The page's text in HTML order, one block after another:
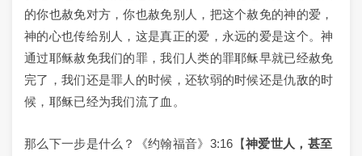
的你也赦免对方，你也赦免别人，把这个赦免的神的爱，
神的心也传给别人，这是真正的爱，永远的爱是这个。神
通过耶稣赦免我们的罪，我们人类的罪耶稣早就已经赦免
完了，我们还是罪人的时候，还软弱的时候还是仇敌的时
候，耶稣已经为我们流了血。
那么下一步是什么？《约翰福音》3:16【神爱世人，甚至